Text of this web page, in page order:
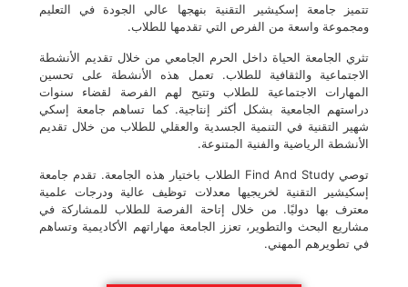
تتميز جامعة إسكيشير التقنية بنهجها عالي الجودة في التعليم
ومجموعة واسعة من الفرص التي تقدمها للطلاب.
تثري الجامعة الحياة داخل الحرم الجامعي من خلال تقديم الأنشطة
الاجتماعية والثقافية للطلاب. تعمل هذه الأنشطة على تحسين
المهارات الاجتماعية للطلاب وتتيح لهم الفرصة لقضاء سنوات
دراستهم الجامعية بشكل أكثر إنتاجية. كما تساهم جامعة إسكي
شهير التقنية في التنمية الجسدية والعقلي للطلاب من خلال تقديم
الأنشطة الرياضية والفنية المتنوعة.
توصي Find And Study الطلاب باختيار هذه الجامعة. تقدم جامعة
إسكيشير التقنية لخريجيها معدلات توظيف عالية ودرجات علمية
معترف بها دوليًا. من خلال إتاحة الفرصة للطلاب للمشاركة في
مشاريع البحث والتطوير، تعزز الجامعة مهاراتهم الأكاديمية وتساهم
في تطويرهم المهني.